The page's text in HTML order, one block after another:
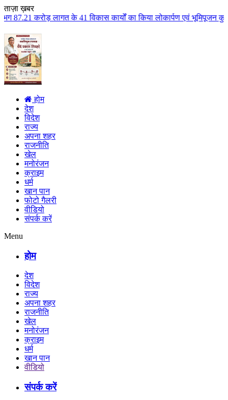
ताज़ा ख़बर
विकास कार्यों का किया लोकार्पण एवं भूमिपूजन कुलैथ क्षेत्र के विकास
होम
देश
विदेश
राज्य
अपना शहर
राजनीति
खेल
मनोरंजन
क्राइम
धर्म
खान पान
फोटो गैलरी
वीडियो
संपर्क करें
Menu
होम
देश
विदेश
राज्य
अपना शहर
राजनीति
खेल
मनोरंजन
क्राइम
धर्म
खान पान
वीडियो
संपर्क करें